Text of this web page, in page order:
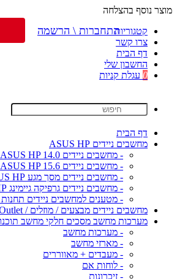
מוצר נוסף בהצלחה
קטגוריות
צרו קשר
דף הבית
החשבון שלי
0 עגלת קניות
דף הבית
מחשבים ניידים ASUS HP
- מחשבים ניידים ASUS HP 14.0
- מחשבים ניידים ASUS HP 15.6
- מחשבים ניידים מסך מגע ASUS HP
- מחשבים ניידים גרפיקה גיימינג ASUS HP
- מטענים למחשבים ניידים תחנות
מחשבים ניידים מבצעים / מוזלים / Outlet
מערכות מחשב מסכים חלקי מחשב
- מערכות מחשב
- מארזי מחשב
- מעבדים + מאווררים
- לוחות אם
- זיכרונות
התחברות \ הרשמה